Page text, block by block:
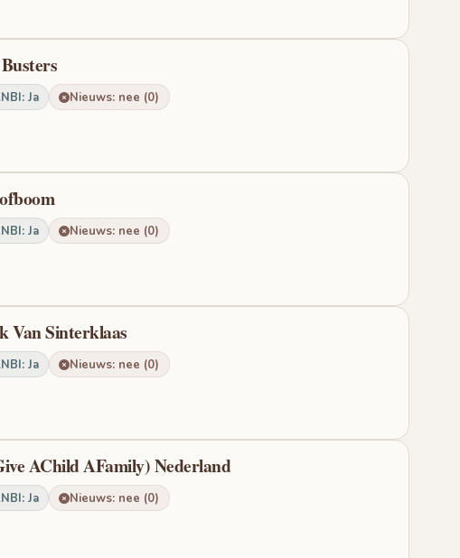
Ja Nieuws: nee (0)
Ja Nieuws: nee (0)
Van Sinterklaas
Ja Nieuws: nee (0)
AChild AFamily) Nederland
Ja Nieuws: nee (0)